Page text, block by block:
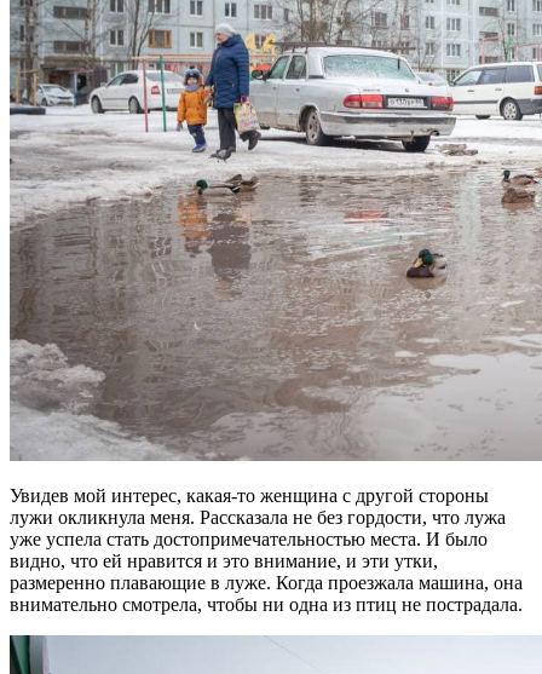
Увидев мой интерес, какая-то женщина с другой стороны
лужи окликнула меня. Рассказала не без гордости, что лужа
уже успела стать достопримечательностью места. И было
видно, что ей нравится и это внимание, и эти утки,
размеренно плавающие в луже. Когда проезжала машина, она
внимательно смотрела, чтобы ни одна из птиц не пострадала.